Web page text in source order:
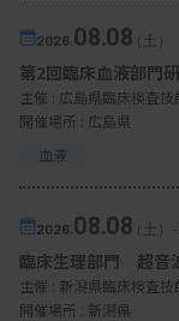
2026. 08.08（土）
第2回臨床血液部門
主催 : 広島県臨床検査技
開催場所 : 広島県
血液
2026. 08.08（土） -
臨床生理部門 超音
主催 : 新潟県臨床検査技
開催場所 : 新潟県